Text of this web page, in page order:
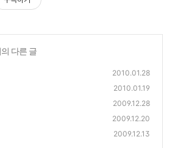
다른 글
2010.01.28
2010.01.19
2009.12.28
2009.12.20
2009.12.13